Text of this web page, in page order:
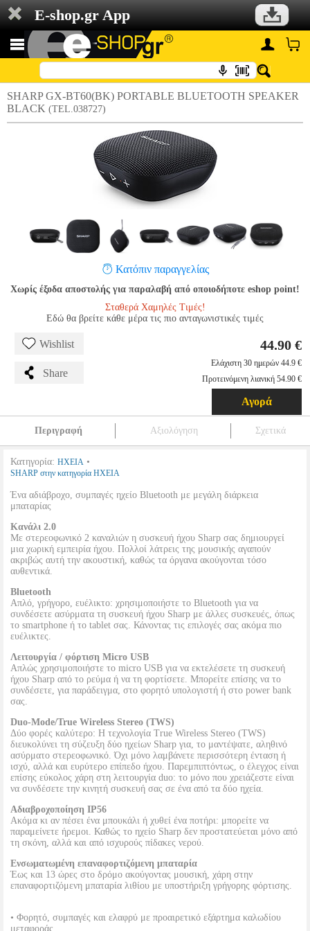
E-shop.gr App
SHARP GX-BT60(BK) PORTABLE BLUETOOTH SPEAKER
BLACK (TEL.038727)
Κατόπιν παραγγελίας
Χωρίς έξοδα αποστολής για παραλαβή από οποιοδήποτε eshop point!
Σταθερά Χαμηλές Τιμές!
Εδώ θα βρείτε κάθε μέρα τις πιο ανταγωνιστικές τιμές
Wishlist
Share
44.90 €
Ελάχιστη 30 ημερών 44.9 €
Προτεινόμενη λιανική 54.90 €
Αγορά
Περιγραφή Αξιολόγηση Σχετικά
Κατηγορία: ΗΧΕΙΑ •
SHARP στην κατηγορία ΗΧΕΙΑ
Ένα αδιάβροχο, συμπαγές ηχείο Bluetooth με μεγάλη διάρκεια
μπαταρίας
Κανάλι 2.0
Με στερεοφωνικό 2 καναλιών η συσκευή ήχου Sharp σας δημιουργεί
μια χωρική εμπειρία ήχου. Πολλοί λάτρεις της μουσικής αγαπούν
ακριβώς αυτή την ακουστική, καθώς τα όργανα ακούγονται τόσο
αυθεντικά.
Bluetooth
Απλό, γρήγορο, ευέλικτο: χρησιμοποιήστε το Bluetooth για να
συνδέσετε ασύρματα τη συσκευή ήχου Sharp με άλλες συσκευές, όπως
το smartphone ή το tablet σας. Κάνοντας τις επιλογές σας ακόμα πιο
ευέλικτες.
Λειτουργία / φόρτιση Micro USB
Απλώς χρησιμοποιήστε το micro USB για να εκτελέσετε τη συσκευή
ήχου Sharp από το ρεύμα ή να τη φορτίσετε. Μπορείτε επίσης να το
συνδέσετε, για παράδειγμα, στο φορητό υπολογιστή ή στο power bank
σας.
Duo-Mode/True Wireless Stereo (TWS)
Δύο φορές καλύτερο: Η τεχνολογία True Wireless Stereo (TWS)
διευκολύνει τη σύζευξη δύο ηχείων Sharp για, το μαντέψατε, αληθινό
ασύρματο στερεοφωνικό. Όχι μόνο λαμβάνετε περισσότερη ένταση ή
ισχύ, αλλά και ευρύτερο επίπεδο ήχου. Παρεμπιπτόντως, ο έλεγχος είναι
επίσης εύκολος χάρη στη λειτουργία duo: το μόνο που χρειάζεστε είναι
να συνδέσετε την κινητή συσκευή σας σε ένα από τα δύο ηχεία.
Αδιαβροχοποίηση IP56
Ακόμα κι αν πέσει ένα μπουκάλι ή χυθεί ένα ποτήρι: μπορείτε να
παραμείνετε ήρεμοι. Καθώς το ηχείο Sharp δεν προστατεύεται μόνο από
τη σκόνη, αλλά και από ισχυρούς πίδακες νερού.
Ενσωματωμένη επαναφορτιζόμενη μπαταρία
Έως και 13 ώρες στο δρόμο ακούγοντας μουσική, χάρη στην
επαναφορτιζόμενη μπαταρία λιθίου με υποστήριξη γρήγορης φόρτισης.
• Φορητό, συμπαγές και ελαφρύ με προαιρετικό εξάρτημα καλωδίου
μεταφοράς